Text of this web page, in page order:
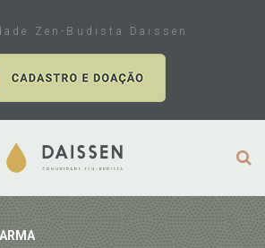
Zen-Budista Daissen